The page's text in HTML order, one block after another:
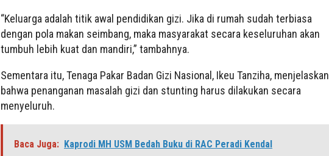
“Keluarga adalah titik awal pendidikan gizi. Jika di rumah sudah terbiasa
dengan pola makan seimbang, maka masyarakat secara keseluruhan akan
tumbuh lebih kuat dan mandiri,” tambahnya.
Sementara itu, Tenaga Pakar Badan Gizi Nasional, Ikeu Tanziha, menjelaskan
bahwa penanganan masalah gizi dan stunting harus dilakukan secara
menyeluruh.
Baca Juga: Kaprodi MH USM Bedah Buku di RAC Peradi Kendal